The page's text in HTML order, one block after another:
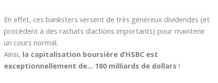
En effet, ces banksters versent de très généreux dividendes (et
procèdent à des rachats d’actions importants) pour maintenir
un cours normal.
Ainsi, la capitalisation boursière d’HSBC est
exceptionnellement de… 180 milliards de dollars !